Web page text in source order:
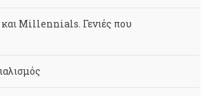
Millennials. Γενιές που